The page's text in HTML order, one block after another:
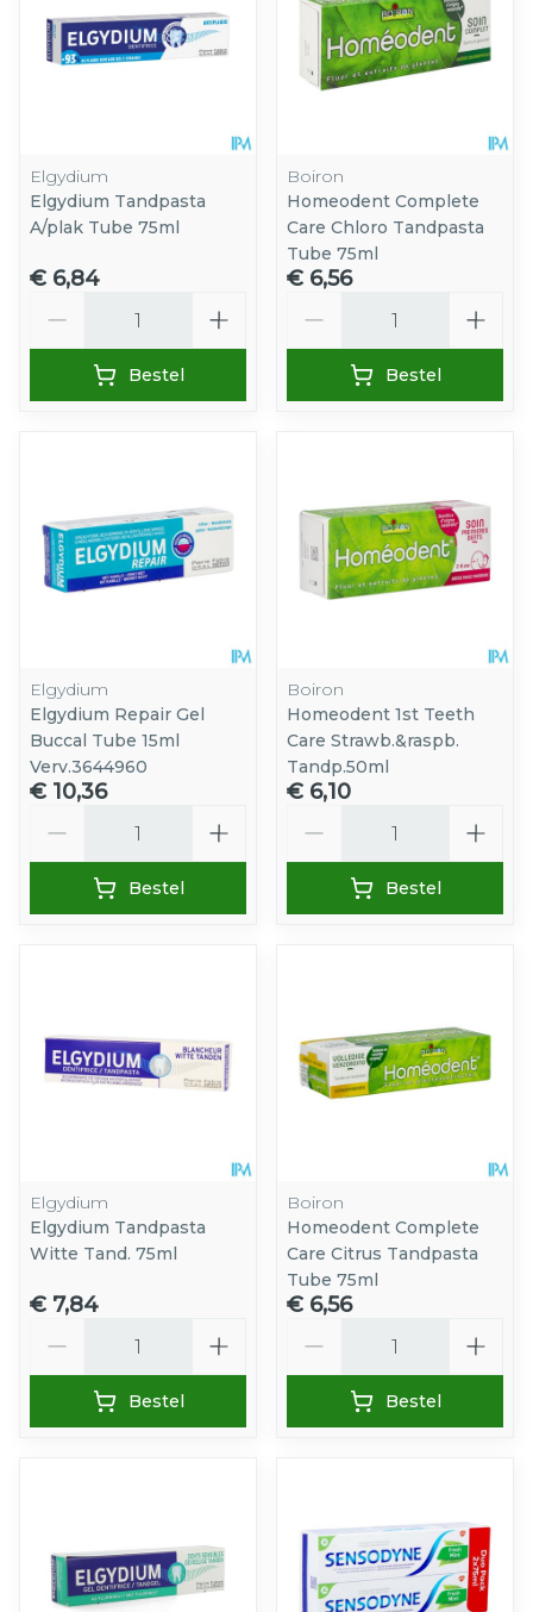
Elgydium
Elgydium Tandpasta
A/plak Tube 75ml
€ 6,84
Bestel
Boiron
Homeodent Complete
Care Chloro Tandpasta
Tube 75ml
€ 6,56
Bestel
Elgydium
Elgydium Repair Gel
Buccal Tube 15ml
Verv.3644960
€ 10,36
Bestel
Boiron
Homeodent 1st Teeth
Care Strawb.&raspb.
Tandp.50ml
€ 6,10
Bestel
Elgydium
Elgydium Tandpasta
Witte Tand. 75ml
€ 7,84
Bestel
Boiron
Homeodent Complete
Care Citrus Tandpasta
Tube 75ml
€ 6,56
Bestel